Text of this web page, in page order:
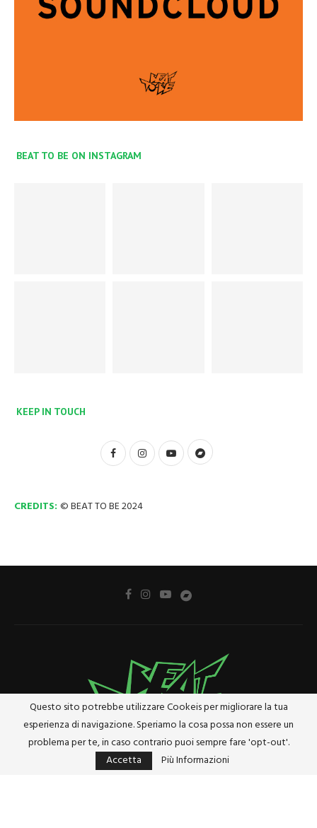
BEAT TO BE ON INSTAGRAM
KEEP IN TOUCH
CREDITS: © BEAT TO BE 2024
Cookie Policy
Questo sito potrebbe utilizzare Cookeis per migliorare la tua
esperienza di navigazione. Speriamo la cosa possa non essere un
problema per te, in caso contrario puoi sempre fare 'opt-out'.
Accetta
Più Informazioni